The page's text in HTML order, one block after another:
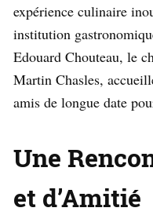
expérience culinaire
institution
Edouard Chouteau, le
Martin Chasles,
amis de longue date
Une
et d’Amitié